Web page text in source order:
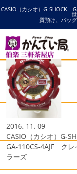
CASIO（カシオ）G-SHOCK
質預け、バッ
HOME クレイジーカラ
ブログ
2016. 11. 09
CASIO（カシオ）G-
GA-110CS-4AJF クレ
ラーズ